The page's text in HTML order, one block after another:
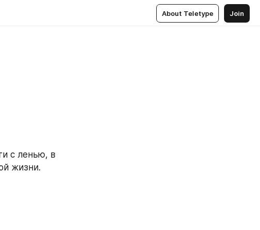
About Teletype Join
с ленью, в
жизни.